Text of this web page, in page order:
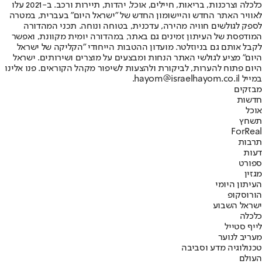
כלכלה וצרכנות, בריאות, חיילים, אוכל, יהדות, תיירות ורכב. ב-2021 עלו
לאוויר האתר החדש והיישומון החדש של "ישראל היום" בעברית, במטרה
לספק לגולשים חוויה מהירה, עדכנית, בטוחה ונוחה. תכני המהדורה
המודפסת של העיתון זמינים גם באתר, במהדורה יומית מקוונת, ואפשר
לקבל אותם גם בניוזלטר. מועדון ההטבות הייחודי "הקליקה של ישראל
היום" מציע לגולשי האתר הנחות ומבצעים על מוצרים ושירותים. ישראל
היום פתוח להערות, לביקורת ולהצעות לשיפור מקהל הקוראים. פנו אלינו
במייל hayom@israelhayom.co.il.
מבזקים
חדשות
אוכל
תשחץ
ForReal
תרבות
דעות
ספורט
מגזין
העיתון היומי
הורוסקופ
ישראל השבוע
כלכלה
לייף סטייל
מעריב לנוער
טכנולוגיה מדע וסביבה
העולם